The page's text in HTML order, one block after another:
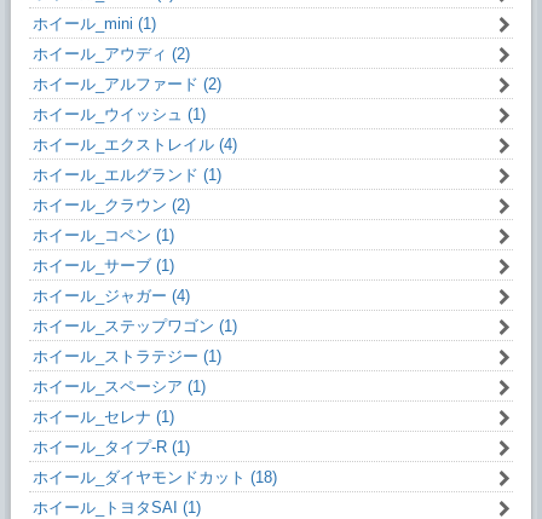
ホイール_mini (1)
ホイール_アウディ (2)
ホイール_アルファード (2)
ホイール_ウイッシュ (1)
ホイール_エクストレイル (4)
ホイール_エルグランド (1)
ホイール_クラウン (2)
ホイール_コペン (1)
ホイール_サーブ (1)
ホイール_ジャガー (4)
ホイール_ステップワゴン (1)
ホイール_ストラテジー (1)
ホイール_スペーシア (1)
ホイール_セレナ (1)
ホイール_タイプ-R (1)
ホイール_ダイヤモンドカット (18)
ホイール_トヨタSAI (1)